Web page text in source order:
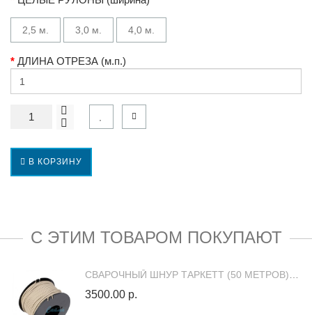
2,5 м. 3,0 м. 4,0 м.
ДЛИНА ОТРЕЗА (м.п.)
В КОРЗИНУ
С ЭТИМ ТОВАРОМ ПОКУПАЮТ
3500.00 р.